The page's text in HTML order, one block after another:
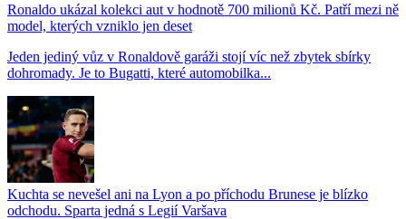
Ronaldo ukázal kolekci aut v hodnotě 700 milionů Kč. Patří mezi ně
model, kterých vzniklo jen deset
Jeden jediný vůz v Ronaldově garáži stojí víc než zbytek sbírky
dohromady. Je to Bugatti, které automobilka...
Kuchta se nevešel ani na Lyon a po příchodu Brunese je blízko
odchodu. Sparta jedná s Legií Varšava